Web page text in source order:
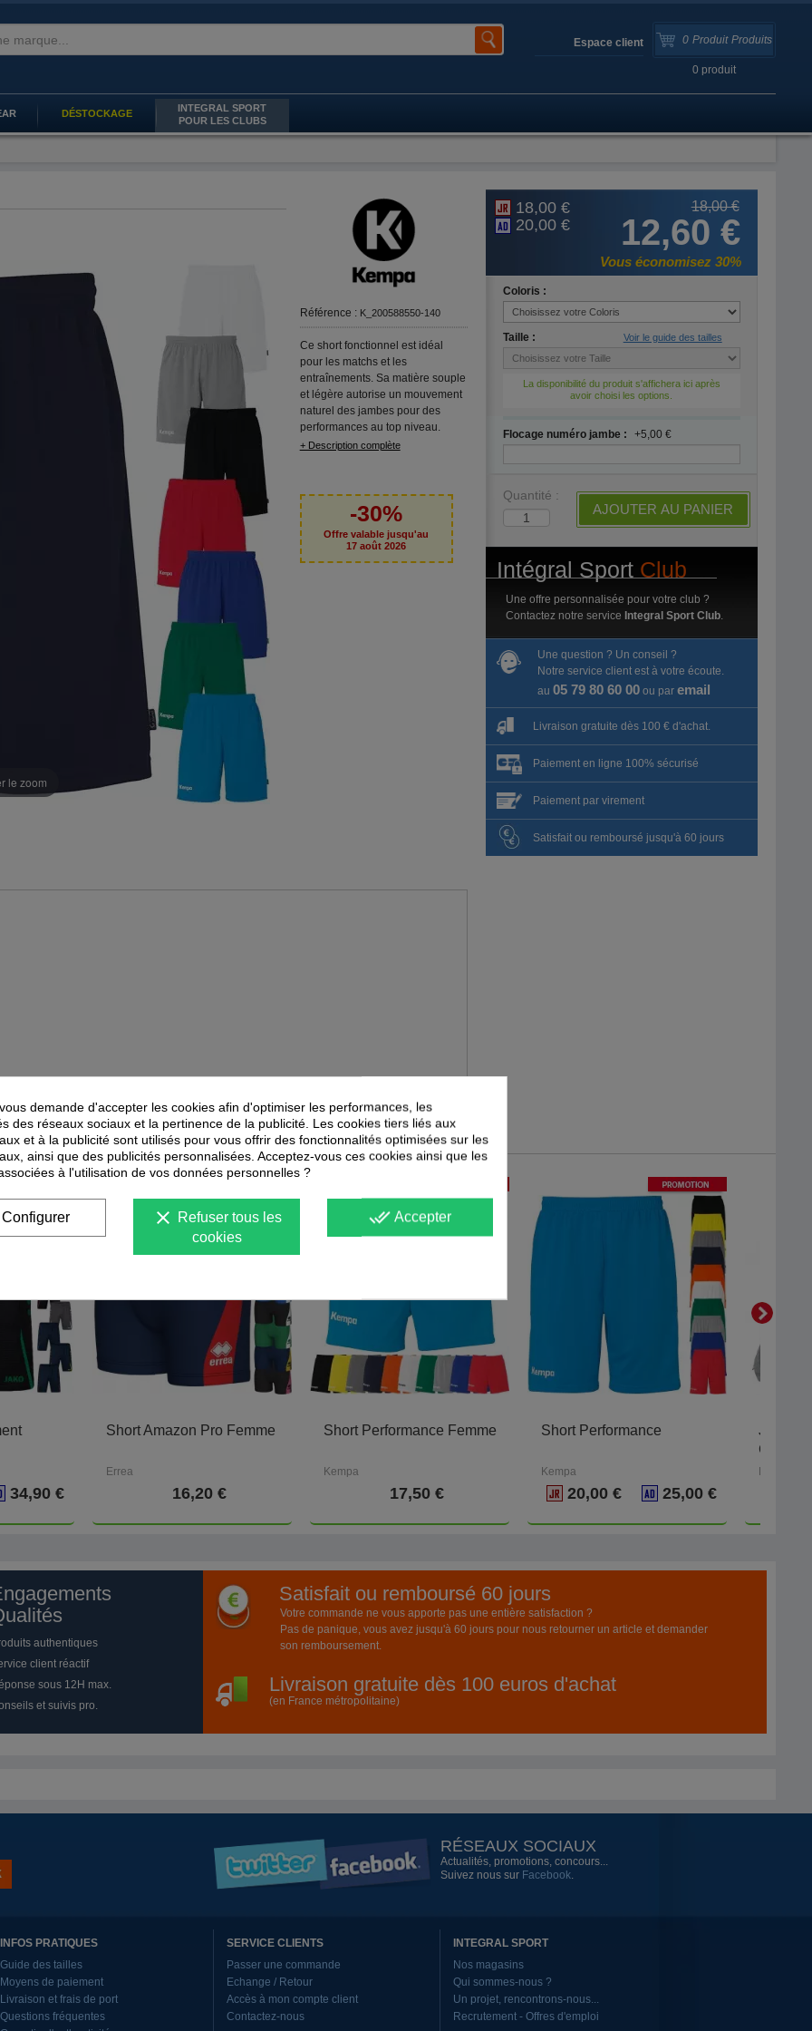
0 Produit Produits
0 produit
Espace client
DÉSTOCKAGE
INTEGRAL SPORT
POUR LES CLUBS
le zoom
Référence : K_200588550-140
Ce short fonctionnel est idéal
pour les matchs et les
entraînements. Sa matière souple
et légère autorise un mouvement
naturel des jambes pour des
performances au top niveau.
+ Description complète
-30%
Offre valable jusqu'au
17 août 2026
18,00 €
20,00 €
18,00 €
12,60 €
Vous économisez 30%
Coloris :
Taille : Voir le guide des tailles
La disponibilité du produit s'affichera ici après
avoir choisi les options.
Flocage numéro jambe : +5,00 €
Quantité :
AJOUTER AU PANIER
Intégral Sport Club
Une offre personnalisée pour votre club ?
Contactez notre service Integral Sport Club.
Une question ? Un conseil ?
Notre service client est à votre écoute.
au 05 79 80 60 00ou par email
Livraison gratuite dès 100 € d'achat.
Paiement en ligne 100% sécurisé
Paiement par virement
Satisfait ou remboursé jusqu'à 60 jours
ÉGALEMENT VOUS INTÉRESSER
-50%
34,90 €
-40%
Short Amazon Pro Femme
Errea
16,20 €
Short Performance Femme
Kempa
17,50 €
PROMOTION
-30%
Short Performance
Kempa
20,00 € 25,00 €
Jupe-
Game
authentiques
client réactif
sous 12H max.
et suivis pro.
Satisfait ou remboursé 60 jours
Votre commande ne vous apporte pas une entière satisfaction ?
Pas de panique, vous avez jusqu'à 60 jours pour nous retourner un article et demander
son remboursement.
Livraison gratuite dès 100 euros d'achat
(en France métropolitaine)
RÉSEAUX SOCIAUX
Actualités, promotions, concours...
Suivez nous sur Facebook.
INFOS PRATIQUES
Guide des tailles
Moyens de paiement
Livraison et frais de port
Questions fréquentes
SERVICE CLIENTS
Passer une commande
Echange / Retour
Accès à mon compte client
Contactez-nous
INTEGRAL SPORT
Nos magasins
Qui sommes-nous ?
Un projet, rencontrons-nous...
Recrutement - Offres d'emploi
demande d'accepter les cookies afin d'optimiser les performances, les
des réseaux sociaux et la pertinence de la publicité. Les cookies tiers liés aux
et à la publicité sont utilisés pour vous offrir des fonctionnalités optimisées sur les
ainsi que des publicités personnalisées. Acceptez-vous ces cookies ainsi que les
à l'utilisation de vos données personnelles ?
done_all Accepter
clear Refuser tous les
cookies
Configurer